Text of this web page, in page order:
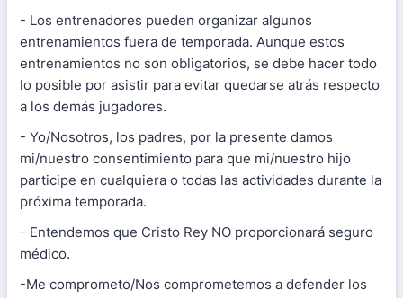
- Los entrenadores pueden organizar algunos
entrenamientos fuera de temporada. Aunque estos
entrenamientos no son obligatorios, se debe hacer todo
lo posible por asistir para evitar quedarse atrás respecto
a los demás jugadores.
- Yo/Nosotros, los padres, por la presente damos
mi/nuestro consentimiento para que mi/nuestro hijo
participe en cualquiera o todas las actividades durante la
próxima temporada.
- Entendemos que Cristo Rey NO proporcionará seguro
médico.
-Me comprometo/Nos comprometemos a defender los